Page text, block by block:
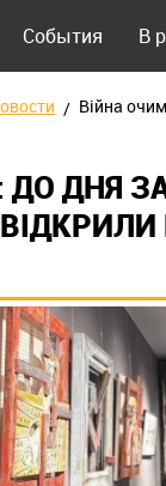
События В
Війна
ДО ДНЯ